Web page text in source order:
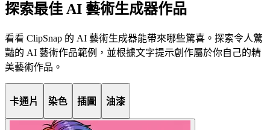
探索最佳 AI 藝術生成器作品
看看 ClipSnap 的 AI 藝術生成器能帶來哪些驚喜。探索令人驚
豔的 AI 藝術作品範例，並根據文字提示創作屬於你自己的精
美藝術作品。
卡通片 染色 插圖 油漆